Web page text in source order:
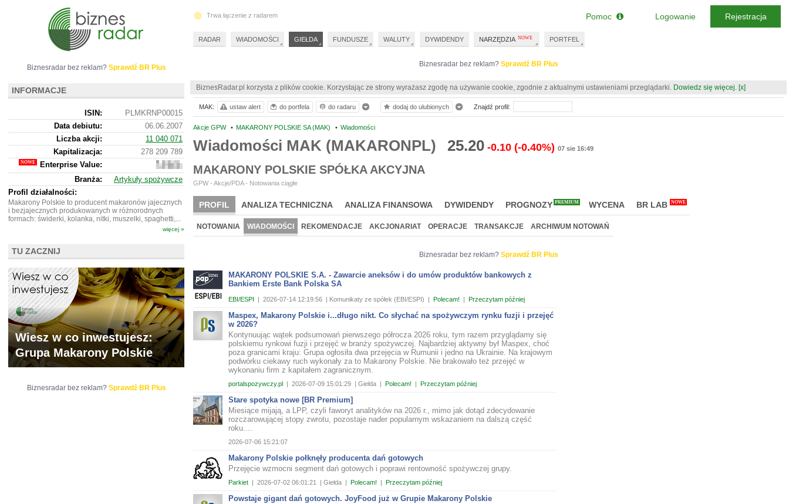
Biznesradar bez reklam? Sprawdź BR Plus
BiznesRadar.pl korzysta z plików cookie. Korzystając ze strony wyrażasz zgodę na używanie cookie, zgodnie z aktualnymi ustawieniami przeglądarki. Dowiedz się więcej. [x]
Akcje GPW • MAKARONY POLSKIE SA (MAK) • Wiadomości
Wiadomości MAK (MAKARONPL) 25.20 -0.10 (-0.40%) 07 sie 16:49
MAKARONY POLSKIE SPÓŁKA AKCYJNA
GPW - Akcje/PDA - Notowania ciągłe
PROFIL ANALIZA TECHNICZNA ANALIZA FINANSOWA DYWIDENDY PROGNOZY PREMIUM WYCENA BR LAB NOWE
NOTOWANIA WIADOMOŚCI REKOMENDACJE AKCJONARIAT OPERACJE TRANSAKCJE ARCHIWUM NOTOWAŃ
Biznesradar bez reklam? Sprawdź BR Plus
MAKARONY POLSKIE S.A. - Zawarcie aneksów i do umów produktów bankowych z
Bankiem Erste Bank Polska SA
EBI/ESPI | 2026-07-14 12:19:56 | Komunikaty ze spółek (EBI/ESPI) | Polecam! | Przeczytam później
Maspex, Makarony Polskie i...długo nikt. Co słychać na spożywczym rynku fuzji i przejęć
w 2026?
Kontynuując wątek podsumowań pierwszego półrocza 2026 roku, tym razem przyglądamy się
polskiemu rynkowi fuzji i przejęć w branży spożywczej. Najbardziej aktywny był Maspex, choć
poza granicami kraju: Grupa ogłosiła dwa przejęcia w Rumunii i jedno na Ukrainie. Na krajowym
podwórku ciekawy ruch wykonały za to Makarony Polskie. Nie brakowało też przejęć w
wykonaniu firm z kapitałem zagranicznym.
portalspozywczy.pl | 2026-07-09 15:01:29 | Giełda | Polecam! | Przeczytam później
Stare spotyka nowe [BR Premium]
Miesiące mijają, a LPP, czyli faworyt analityków na 2026 r., mimo jak dotąd zdecydowanie
rozczarowującej stopy zwrotu, pozostaje nader popularnym wskazaniem na dalszą część
roku....
2026-07-06 15:21:07
Makarony Polskie połknęły producenta dań gotowych
Przejęcie wzmocni segment dań gotowych i poprawi rentowność spożywczej grupy.
Parkiet | 2026-07-02 06:01:21 | Giełda | Polecam! | Przeczytam później
Powstaje gigant dań gotowych. JoyFood już w Grupie Makarony Polskie
MAK: ustaw alert do portfela do radaru dodaj do ulubionych Znajdź profil:
Biznesradar bez reklam? Sprawdź BR Plus
INFORMACJE
ISIN:
PLMKRNP00015
Data debiutu:
06.06.2007
Liczba akcji:
11 040 071
Kapitalizacja:
278 209 789
Enterprise Value:
249
672
789
Branża:
Artykuły spożywcze
Profil działalności:
Makarony Polskie to producent makaronów jajecznych
i bezjajecznych produkowanych w różnorodnych
formach: świderki, kolanka, nitki, muszelki, spaghetti,...
więcej »
TU ZACZNIJ
Wiesz w co inwestujesz:
Grupa Makarony Polskie
Biznesradar bez reklam? Sprawdź BR Plus
Trwa łączenie z radarem
RADAR WIADOMOŚCI GIEŁDA FUNDUSZE WALUTY DYWIDENDY NARZĘDZIA PORTFEL
Pomoc Logowanie Rejestracja